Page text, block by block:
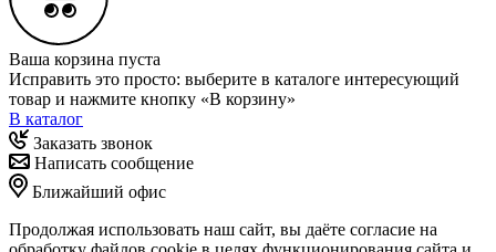
Ваша корзина пуста
Исправить это просто: выберите в каталоге интересующий
товар и нажмите кнопку «В корзину»
В каталог
Заказать звонок
Написать сообщение
Ближайший офис
Продолжая использовать наш сайт, вы даёте согласие на